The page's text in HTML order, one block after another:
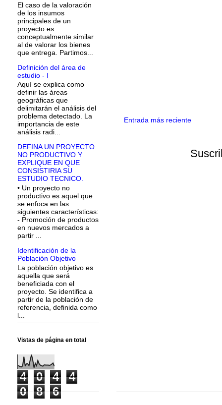
Entrada más reciente
El caso de la valoración
de los insumos
principales de un
proyecto es
conceptualmente similar
al de valorar los bienes
que entrega. Partimos...
Definición del área de
estudio - I
Aquí se explica como
definir las áreas
geográficas que
delimitarán el análisis del
problema detectado. La
importancia de este
análisis radi...
DEFINA UN PROYECTO
NO PRODUCTIVO Y
EXPLIQUE EN QUE
CONSISTIRIA SU
ESTUDIO TECNICO.
• Un proyecto no
productivo es aquel que
se enfoca en las
siguientes características:
- Promoción de productos
en nuevos mercados a
partir ...
Identificación de la
Población Objetivo
La población objetivo es
aquella que será
beneficiada con el
proyecto. Se identifica a
partir de la población de
referencia, definida como
l...
Vistas de página en total
4 0 4
4
0
8 6